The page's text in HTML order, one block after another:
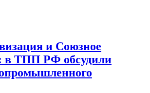
и Союзное
в ТПП РФ обсудили